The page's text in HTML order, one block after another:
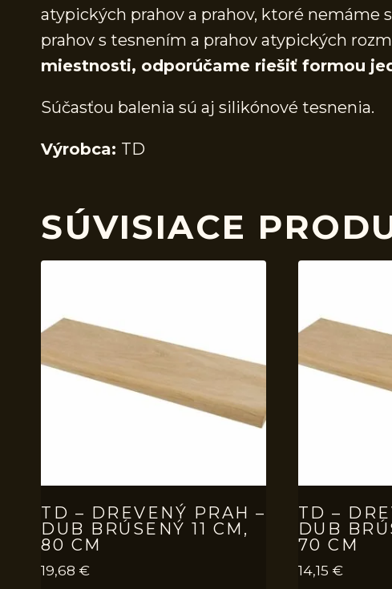
atypických prahov a prahov, ktoré nemáme
prahov s tesnením a prahov atypických
miestnosti, odporúčame riešiť formou
Súčasťou balenia sú aj silikónové tesnenia.
Výrobca: TD
SÚVISIACE
TD – DREVENÝ PRAH –
DUB BRÚSENÝ 11 CM,
80 CM
19,68 €
TD –
DUB
70 CM
14,15 €